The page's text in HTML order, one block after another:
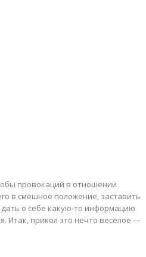
провокаций в отношении
в смешное положение, заставить
дать о себе какую-то информацию
Итак, прикол это нечто веселое —